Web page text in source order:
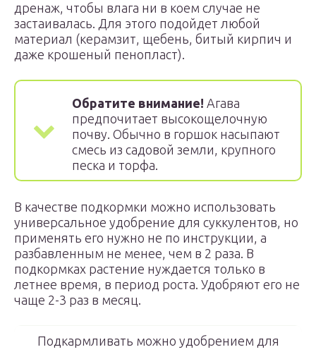
дренаж, чтобы влага ни в коем случае не
застаивалась. Для этого подойдет любой
материал (керамзит, щебень, битый кирпич и
даже крошеный пенопласт).
Обратите внимание! Агава
предпочитает высокощелочную
почву. Обычно в горшок насыпают
смесь из садовой земли, крупного
песка и торфа.
В качестве подкормки можно использовать
универсальное удобрение для суккулентов, но
применять его нужно не по инструкции, а
разбавленным не менее, чем в 2 раза. В
подкормках растение нуждается только в
летнее время, в период роста. Удобряют его не
чаще 2-3 раз в месяц.
Подкармливать можно удобрением для